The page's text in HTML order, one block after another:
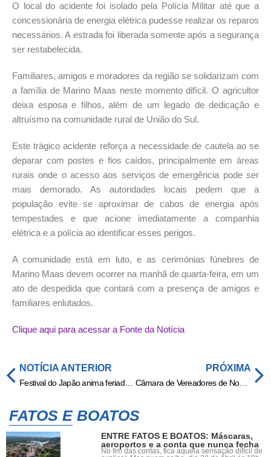
O local do acidente foi isolado pela Polícia Militar até que a
concessionária de energia elétrica pudesse realizar os reparos
necessários. A estrada foi liberada somente após a segurança
ser restabelecida.
Familiares, amigos e moradores da região se solidarizam com
a família de Marino Maas neste momento difícil. O agricultor
deixa esposa e filhos, além de um legado de dedicação e
altruísmo na comunidade rural de União do Sul.
Este trágico acidente reforça a necessidade de cautela ao se
deparar com postes e fios caídos, principalmente em áreas
rurais onde o acesso aos serviços de emergência pode ser
mais demorado. As autoridades locais pedem que a
população evite se aproximar de cabos de energia após
tempestades e que acione imediatamente a companhia
elétrica e a polícia ao identificar esses perigos.
A comunidade está em luto, e as cerimónias fúnebres de
Marino Maas devem ocorrer na manhã de quarta-feira, em um
ato de despedida que contará com a presença de amigos e
familiares enlutados.
Clique aqui para acessar a Fonte da Notícia
NOTÍCIA ANTERIOR PRÓXIMA
Câmara de Vereadores de Nobres discute orçamento de 2025 e doação de bens em Sessão Ordinária
FATOS E BOATOS
ENTRE FATOS E BOATOS: Máscaras,
aeroportos e a conta que nunca fecha
No fim das contas, fica aquela sensação difícil de